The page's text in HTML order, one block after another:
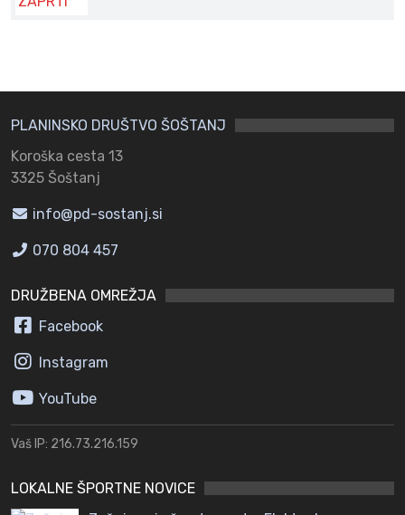
PLANINSKO DRUŠTVO ŠOŠTANJ
Koroška cesta 13
3325 Šoštanj
info@pd-sostanj.si
070 804 457
DRUŽBENA OMREŽJA
Facebook
Instagram
YouTube
Vaš IP: 216.73.216.159
LOKALNE ŠPORTNE NOVICE